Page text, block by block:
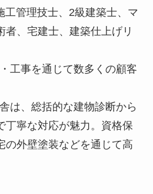
工管理技士、2級建築士、マ
者、宅建士、建築仕上げリ
工事を通じて数多くの顧客
は、総括的な建物診断から
丁寧な対応が魅力。資格保
の外壁塗装などを通じて高